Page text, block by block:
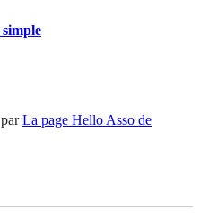
La page Hello Asso de